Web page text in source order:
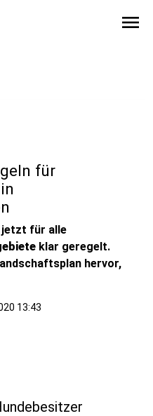
menu
für
für alle
klar geregelt.
hervor,
13:43